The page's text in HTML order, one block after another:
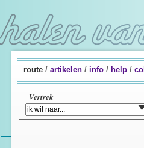
route / artikelen / info / help /
Vertrek